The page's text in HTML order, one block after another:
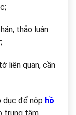
thảo luận
liên quan, cần
dục để nộp hồ